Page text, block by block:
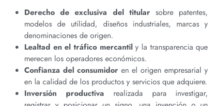
Derecho de exclusiva del titularsobre patentes,
modelos de utilidad, diseños industriales, marcas y
denominaciones de origen.
Lealtad en el tráfico mercantily la transparencia que
merecen los operadores económicos.
Confianza del consumidor en el origen empresarial y
en la calidad de los productos y servicios que adquiere.
Inversión productiva realizada para investigar,